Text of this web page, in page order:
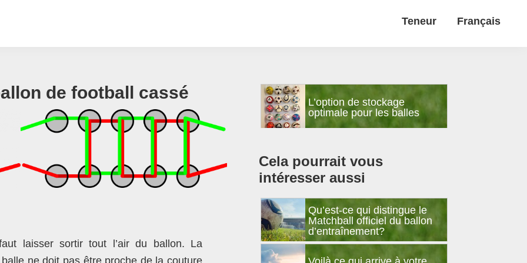
Teneur Français
de football cassé
laisser sortir tout l’air du ballon. La
ne doit pas être proche de la couture
Barre
latérale
principale
L’option de stockage
optimale pour les balles
Cela pourrait vous
intéresser aussi
Qu’est-ce qui distingue le
Matchball officiel du ballon
d’entraînement?